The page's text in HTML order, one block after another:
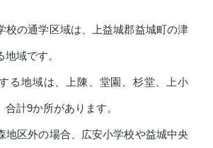
校の通学区域は、上益城郡益城町の津
域です。
る地域は、上陳、堂園、杉堂、上小
計9か所があります。
地区外の場合、広安小学校や益城中央